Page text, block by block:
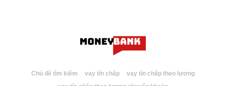
Chủ đề tìm kiếm vay tín chấp
vay tín chấp theo lương